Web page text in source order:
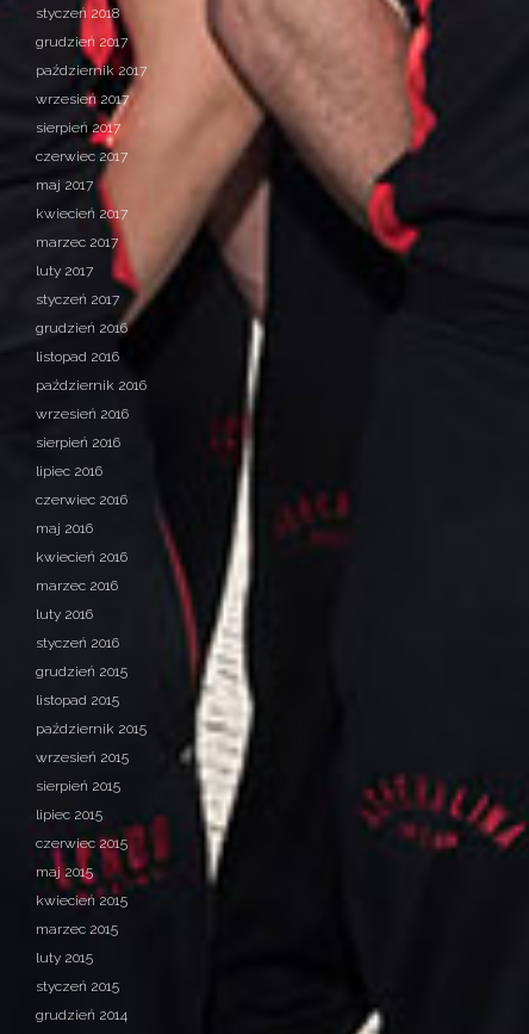
styczeń 2018
grudzień 2017
październik 2017
wrzesień 2017
sierpień 2017
czerwiec 2017
maj 2017
kwiecień 2017
marzec 2017
luty 2017
styczeń 2017
grudzień 2016
listopad 2016
październik 2016
wrzesień 2016
sierpień 2016
lipiec 2016
czerwiec 2016
maj 2016
kwiecień 2016
marzec 2016
luty 2016
styczeń 2016
grudzień 2015
listopad 2015
październik 2015
wrzesień 2015
sierpień 2015
lipiec 2015
czerwiec 2015
maj 2015
kwiecień 2015
marzec 2015
luty 2015
styczeń 2015
grudzień 2014